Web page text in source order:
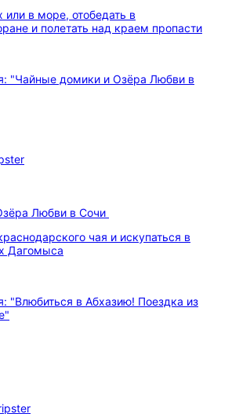
или в море, отобедать в
и полетать над краем пропасти
Любви в Сочи
чая и искупаться в
Дагомыса